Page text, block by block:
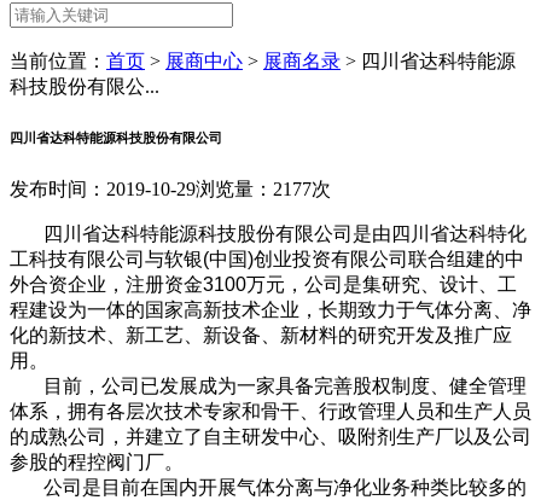
当前位置： 首页 > 展商中心 > 展商名录 > 四川省达科特能源
科技股份有限公...
四川省达科特能源科技股份有限公司
发布时间：2019-10-29浏览量：2177次
四川省达科特能源科技股份有限公司是由四川省达科特化
工科技有限公司与软银(中国)创业投资有限公司联合组建的中
外合资企业，注册资金3100万元，公司是集研究、设计、工
程建设为一体的国家高新技术企业，长期致力于气体分离、净
化的新技术、新工艺、新设备、新材料的研究开发及推广应
用。
目前，公司已发展成为一家具备完善股权制度、健全管理
体系，拥有各层次技术专家和骨干、行政管理人员和生产人员
的成熟公司，并建立了自主研发中心、吸附剂生产厂以及公司
参股的程控阀门厂。
公司是目前在国内开展气体分离与净化业务种类比较多的